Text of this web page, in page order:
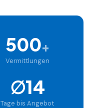
500+
Vermittlungen
∅14
Tage bis Angebot